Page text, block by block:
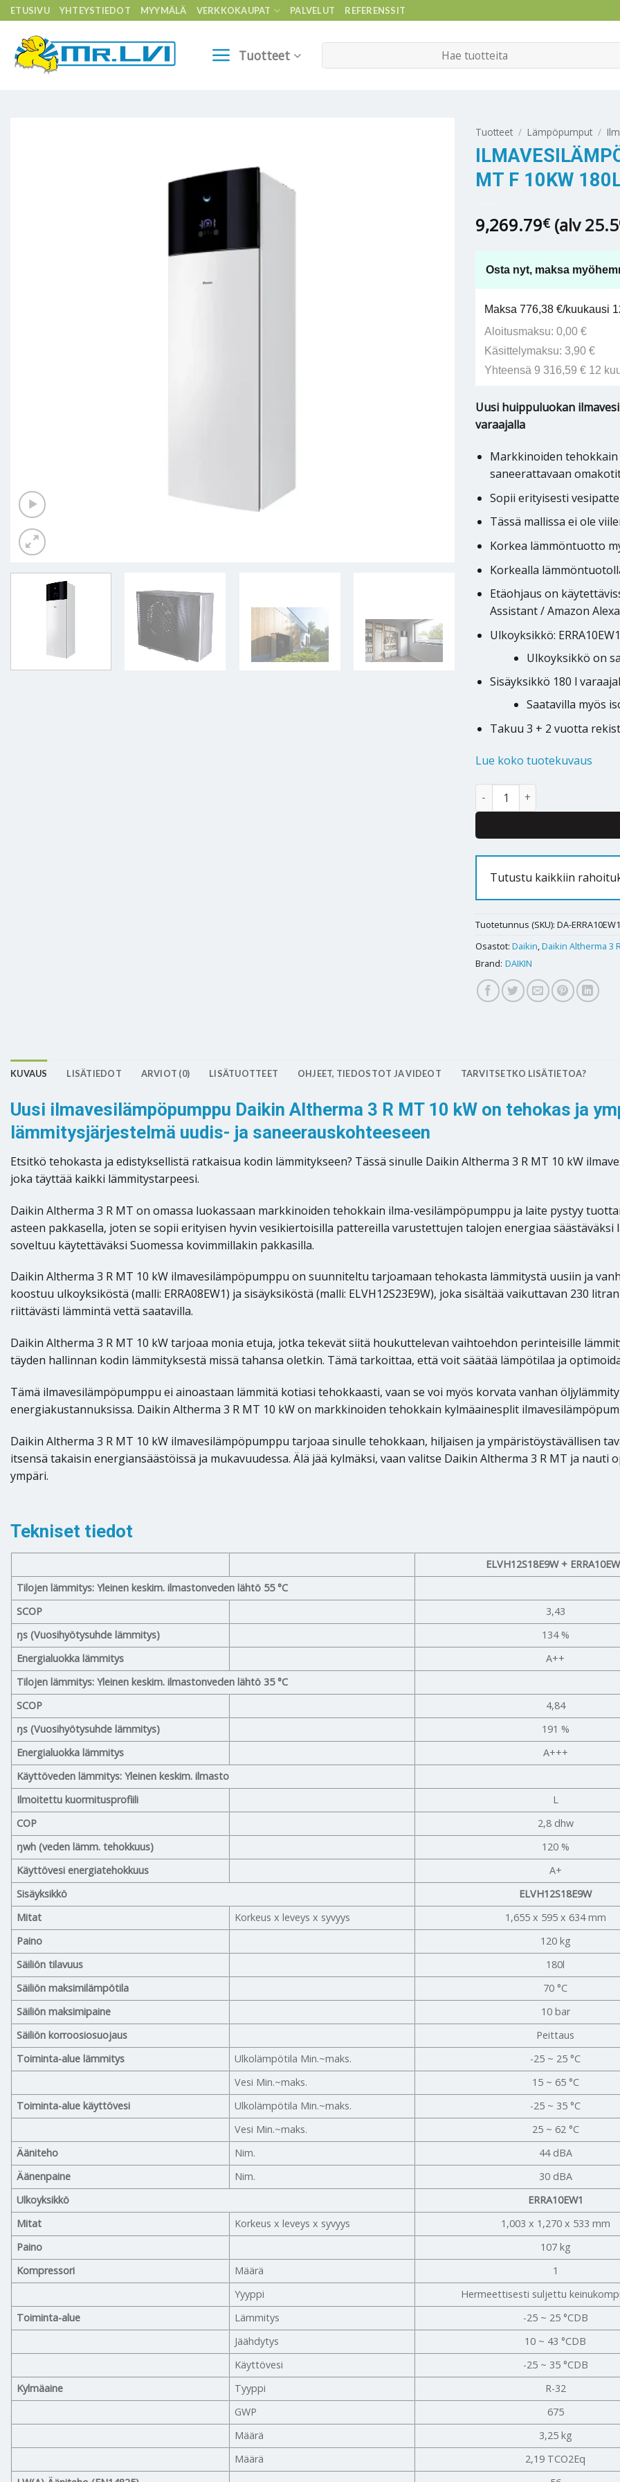
Skip
to
content
ETUSIVU YHTEYSTIEDOT MYYMÄLÄ VERKKOKAUPAT PALVELUT REFERENSSIT
Tuotteet
Tuotteet / Lämpöpumput /
MT F 10KW
9,269.79€ (alv
Osta nyt, maksa
Maksa 776,38 €/kuukausi
Aloitusmaksu: 0,00 €
Käsittelymaksu: 3,90 €
Yhteensä 9 316,59 € 12
Uusi huippuluokan
varaajalla
Markkinoiden
saneerattavaan
Sopii erityisesti
Tässä mallissa ei ole
Korkea lämmöntuotto
Korkealla
Etäohjaus on
Assistant / Amazon
Ulkoyksikkö: ERRA10EW1
Ulkoyksikkö on
Sisäyksikkö 180 l
Saatavilla myös
Takuu 3 + 2 vuotta
Lue koko tuotekuvaus
Ilmavesilämpöpumppu Daikin
Alternative:
Tutustu kaikkiin
Tuotetunnus (SKU): DA-
Osastot: Daikin,Daikin Altherma 3
Brand: DAIKIN
KUVAUS LISÄTIEDOT ARVIOT (0) LISÄTUOTTEET OHJEET, TIEDOSTOT JA VIDEOT TARVITSETKO LISÄTIETOA?
Uusi ilmavesilämpöpumppu Daikin Altherma 3 R MT 10 kW on tehokas ja
lämmitysjärjestelmä uudis- ja saneerauskohteeseen
Etsitkö tehokasta ja edistyksellistä ratkaisua kodin lämmitykseen? Tässä sinulle Daikin Altherma 3 R MT 10 kW
joka täyttää kaikki lämmitystarpeesi.
Daikin Altherma 3 R MT on omassa luokassaan markkinoiden tehokkain ilma-vesilämpöpumppu ja laite pystyy
asteen pakkasella, joten se sopii erityisen hyvin vesikiertoisilla pattereilla varustettujen talojen energiaa
soveltuu käytettäväksi Suomessa kovimmillakin pakkasilla.
Daikin Altherma 3 R MT 10 kW ilmavesilämpöpumppu on suunniteltu tarjoamaan tehokasta lämmitystä uusiin ja
koostuu ulkoyksiköstä (malli: ERRA08EW1) ja sisäyksiköstä (malli: ELVH12S23E9W), joka sisältää vaikuttavan 230
riittävästi lämmintä vettä saatavilla.
Daikin Altherma 3 R MT 10 kW tarjoaa monia etuja, jotka tekevät siitä houkuttelevan vaihtoehdon perinteisille
täyden hallinnan kodin lämmityksestä missä tahansa oletkin. Tämä tarkoittaa, että voit säätää lämpötilaa ja
Tämä ilmavesilämpöpumppu ei ainoastaan lämmitä kotiasi tehokkaasti, vaan se voi myös korvata vanhan
energiakustannuksissa. Daikin Altherma 3 R MT 10 kW on markkinoiden tehokkain kylmäainesplit
Daikin Altherma 3 R MT 10 kW ilmavesilämpöpumppu tarjoaa sinulle tehokkaan, hiljaisen ja ympäristöystävällisen
itsensä takaisin energiansäästöissä ja mukavuudessa. Älä jää kylmäksi, vaan valitse Daikin Altherma 3 R MT ja
ympäri.
Tekniset tiedot
ELVH12S18E9W +
Tilojen lämmitys: Yleinen keskim. ilmastonveden lähtö 55 °C
SCOP
3,43
ŋs (Vuosihyötysuhde lämmitys)
134 %
Energialuokka lämmitys
A++
Tilojen lämmitys: Yleinen keskim. ilmastonveden lähtö 35 °C
SCOP
4,84
ŋs (Vuosihyötysuhde lämmitys)
191 %
Energialuokka lämmitys
A+++
Käyttöveden lämmitys: Yleinen keskim. ilmasto
Ilmoitettu kuormitusprofiili
L
COP
2,8 dhw
ŋwh (veden lämm. tehokkuus)
120 %
Käyttövesi energiatehokkuus
A+
Sisäyksikkö
ELVH12S18E9W
Mitat
Korkeus x leveys x syvyys
1,655 x 595 x 634 mm
Paino
120 kg
Säiliön tilavuus
180l
Säiliön maksimilämpötila
70 °C
Säiliön maksimipaine
10 bar
Säiliön korroosiosuojaus
Peittaus
Toiminta-alue lämmitys
Ulkolämpötila Min.~maks.
-25 ~ 25 °C
Vesi Min.~maks.
15 ~ 65 °C
Toiminta-alue käyttövesi
Ulkolämpötila Min.~maks.
-25 ~ 35 °C
Vesi Min.~maks.
25 ~ 62 °C
Ääniteho
Nim.
44 dBA
Äänenpaine
Nim.
30 dBA
Ulkoyksikkö
ERRA10EW1
Mitat
Korkeus x leveys x syvyys
1,003 x 1,270 x 533 mm
Paino
107 kg
Kompressori
Määrä
1
Yyyppi
Hermeettisesti suljettu
Toiminta-alue
Lämmitys
-25 ~ 25 °CDB
Jäähdytys
10 ~ 43 °CDB
Käyttövesi
-25 ~ 35 °CDB
Kylmäaine
Tyyppi
R-32
GWP
675
Määrä
3,25 kg
Määrä
2,19 TCO2Eq